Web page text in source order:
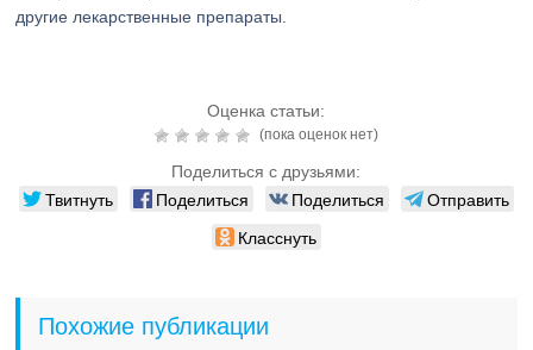
другие лекарственные препараты.
Оценка статьи:
(пока оценок нет)
Поделиться с друзьями:
Твитнуть Поделиться Поделиться
Отправить
Класснуть
Похожие публикации